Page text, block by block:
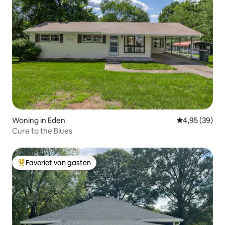
Woning in Eden Gemiddelde
4,95 (39)
Cure to the Blues
Topfavoriet van gasten
Favoriet van gasten